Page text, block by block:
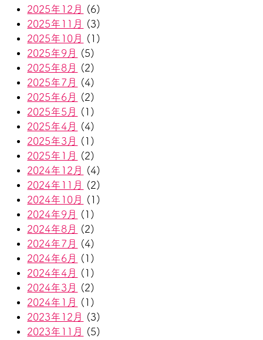
2025年12月
(6)
2025年11月
(3)
2025年10月
(1)
2025年9月
(5)
2025年8月
(2)
2025年7月
(4)
2025年6月
(2)
2025年5月
(1)
2025年4月
(4)
2025年3月
(1)
2025年1月
(2)
2024年12月
(4)
2024年11月
(2)
2024年10月
(1)
2024年9月
(1)
2024年8月
(2)
2024年7月
(4)
2024年6月
(1)
2024年4月
(1)
2024年3月
(2)
2024年1月
(1)
2023年12月
(3)
2023年11月
(5)